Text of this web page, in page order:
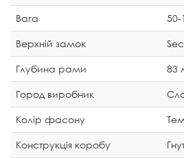
Вага
50-
Верхній замок
Глубина рами
83
Город виробник
Колір фасону
Конструкція коробу